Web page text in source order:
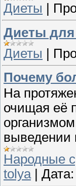
Диеты
Диеты для
Диеты |
Почему
На
очищая её
выведении
Народные
tolya| Дата: